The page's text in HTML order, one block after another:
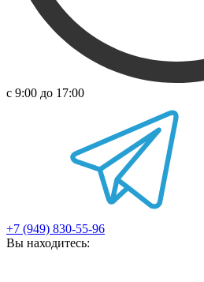
с 9:00 до 17:00
+7 (949) 830-55-96
Вы находитесь: